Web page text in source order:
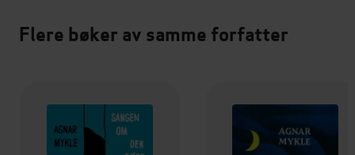
Flere bøker av samme forfatter